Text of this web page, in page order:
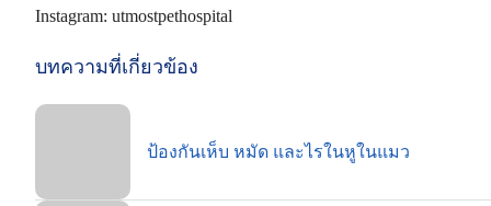
Instagram: utmostpethospital
บทความที่เกี่ยวข้อง
ป้องกันเห็บ หมัด และไรในหูในแมว